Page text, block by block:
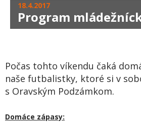
18.4.2017
Program
Počas tohto víkendu čaká
naše futbalistky, ktoré si v
s Oravským Podzámkom.
Domáce zápasy: